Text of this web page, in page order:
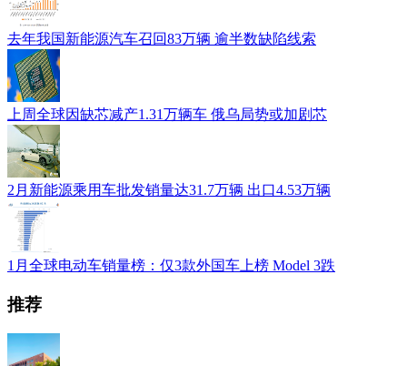
去年我国新能源汽车召回83万辆 逾半数缺陷线索
上周全球因缺芯减产1.31万辆车 俄乌局势或加剧芯
2月新能源乘用车批发销量达31.7万辆 出口4.53万辆
1月全球电动车销量榜：仅3款外国车上榜 Model 3跌
推荐